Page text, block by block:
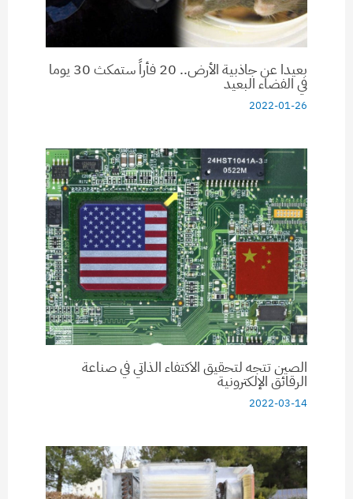
بعيدا عن جاذبية الأرض.. 20 فأراً ستمكث 30 يوما
في الفضاء البعيد
2022-01-26
الصين تتجه لتحقيق الاكتفاء الذاتي في صناعة
الرقائق الإلكترونية
2022-03-14